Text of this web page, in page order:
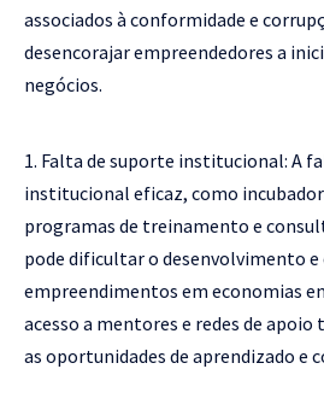
associados à conformidade e
desencorajar empreendedores a
negócios.
Falta de suporte institucional: A
institucional eficaz, como
programas de treinamento e
pode dificultar o desenvolvimento e
empreendimentos em economias
acesso a mentores e redes de
as oportunidades de aprendizado e